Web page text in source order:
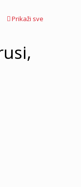
Prikaži sve